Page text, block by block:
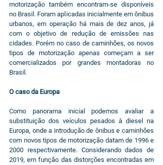
motorização também encontram-se disponíveis
no Brasil. Foram aplicadas inicialmente em ônibus
urbanos, em operação há mais de dez anos, já
com o objetivo de redução de emissões nas
cidades. Porém no caso de caminhões, os novos
tipos de motorização apenas começam a ser
comercializados por grandes montadoras no
Brasil.
O caso da Europa
Como panorama inicial podemos avaliar a
substituição dos veículos pesados à diesel na
Europa, onde a introdução de ônibus e caminhões
com novos tipos de motorização datam de 1996 e
2000 respectivamente. Considerando dados de
2019, em função das distorções encontradas em